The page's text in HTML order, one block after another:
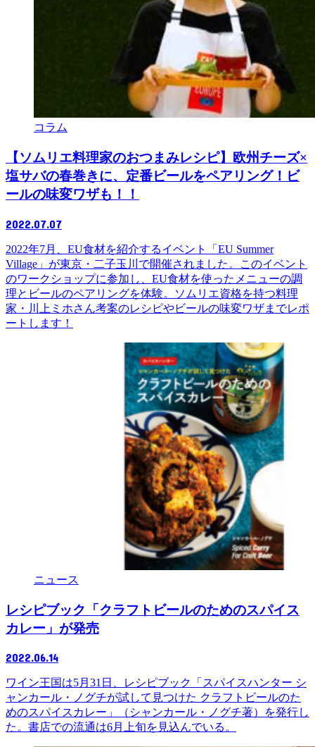
コラム
【ソムリエ料理家のおつまみレシピ】欧州チーズ×
塩サバの春巻きに、定番ビールをペアリング！ビ
ールの味変ワザも！！
2022.07.07
2022年7月、EU食材を紹介するイベント「EU Summer
Village」が東京・二子玉川で開催されました。このイベント
のワークショップに参加し、EU食材を使ったメニューの調
理とビールのペアリングを体験。ソムリエ資格を持つ料理
家・川上ミホさん考案のレシピやビールの味変ワザまでレポ
ートします！
ニュース
レシピブック「クラフトビールのためのスパイス
カレー」が発売
2022.06.14
ワイン王国は5月31日、レシピブック「スパイスハンター シ
ャンカール・ノグチが試して見つけた クラフトビールのた
めのスパイスカレー」（シャンカール・ノグチ著）を発行し
た。書店での流通は6月上旬を見込んでいる。